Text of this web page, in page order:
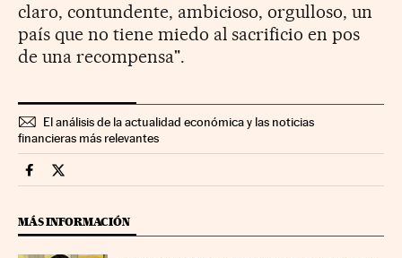
claro, contundente, ambicioso, orgulloso, un
país que no tiene miedo al sacrificio en pos
de una recompensa".
El análisis de la actualidad económica y las noticias
financieras más relevantes
Economia Cinco Días en Facebook
Economia Cinco Días en Twitter
MÁS INFORMACIÓN